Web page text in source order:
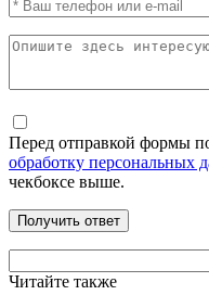
Перед отправкой формы
обработку персональных
чекбоксе выше.
Читайте также